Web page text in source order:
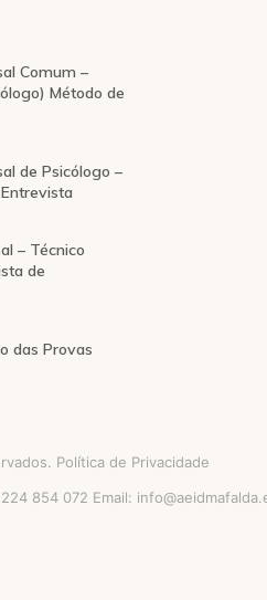
Comum –
Método de
de Psicólogo –
– Técnico
de
das Provas
Política de Privacidade
854 072 Email: